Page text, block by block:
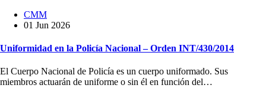
CMM
01 Jun 2026
Uniformidad en la Policía Nacional – Orden INT/430/2014
El Cuerpo Nacional de Policía es un cuerpo uniformado. Sus
miembros actuarán de uniforme o sin él en función del…